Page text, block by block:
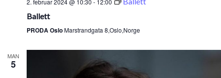
Ballett
PRODA OsloMarstrandgata 8,Oslo,Norge
MAN
5